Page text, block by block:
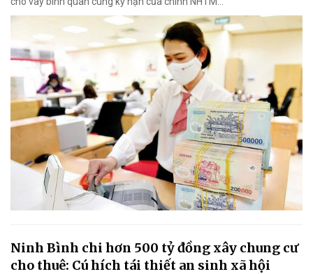
Ninh Bình chi hơn 500 tỷ đồng xây chung cư
cho thuê: Cú hích tái thiết an sinh xã hội